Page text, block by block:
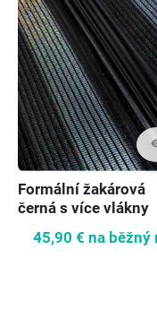
Formální žakárová
černá s více vlákny
45,90 € na běžný